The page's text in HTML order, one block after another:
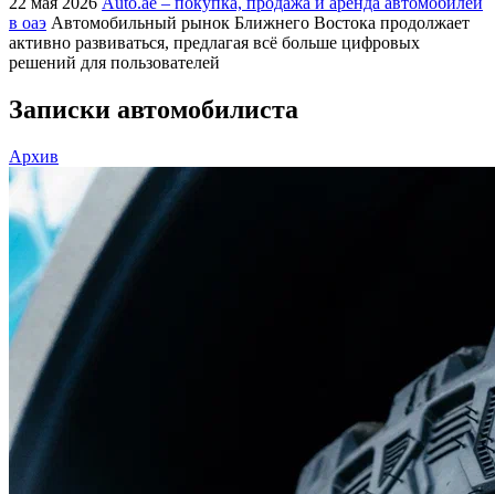
в оаэ Автомобильный рынок Ближнего Востока продолжает
активно развиваться, предлагая всё больше цифровых
решений для пользователей
Записки автомобилиста
Архив